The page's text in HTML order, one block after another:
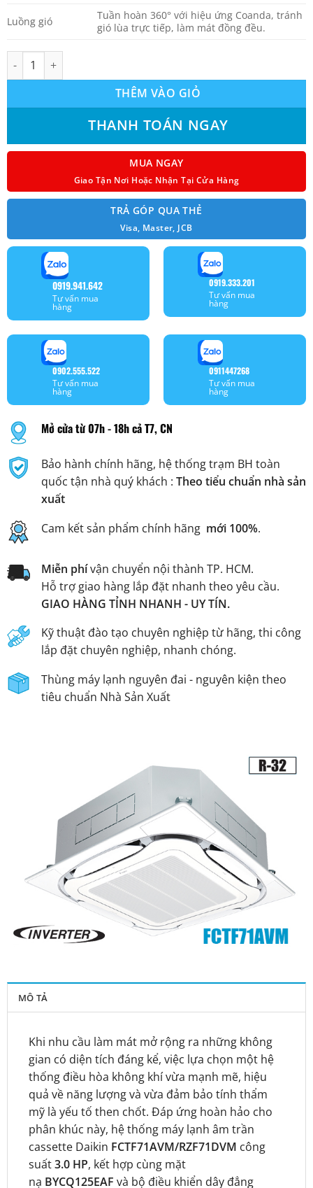
MÔ TẢ
Khi nhu cầu làm mát mở rộng ra những không
gian có diện tích đáng kể, việc lựa chọn một hệ
thống điều hòa không khí vừa mạnh mẽ, hiệu
quả về năng lượng và vừa đảm bảo tính thẩm
mỹ là yếu tố then chốt. Đáp ứng hoàn hảo cho
phân khúc này, hệ thống máy lạnh âm trần
cassette Daikin FCTF71AVM/RZF71DVM công
suất3.0 HP, kết hợp cùng mặt
nạ BYCQ125EAF và bộ điều khiển dây đẳng
Luồng gió
Tuần hoàn 360° với hiệu ứng Coanda, tránh
gió lùa trực tiếp, làm mát đồng đều.
Máy Lạnh Âm Trần Daikin FCTF71AVM/RZF71DVM + BRC1H63K
THÊM VÀO GIỎ
THANH TOÁN NGAY
MUA NGAY
Giao Tận Nơi Hoặc Nhận Tại Cửa Hàng
TRẢ GÓP QUA THẺ
Visa, Master, JCB
0919.941.642
Tư vấn mua
hàng
0919.333.201
Tư vấn mua
hàng
0902.555.522
Tư vấn mua
hàng
0911447268
Tư vấn mua
hàng
Mở cửa từ 07h - 18h cả T7, CN
Bảo hành chính hãng, hệ thống trạm BH toàn
quốc tận nhà quý khách : Theo tiểu chuẩn nhà sản
xuất
Cam kết sản phẩm chính hãng mới 100%.
Miễn phívận chuyển nội thành TP. HCM.
Hỗ trợ giao hàng lắp đặt nhanh theo yêu cầu.
GIAO HÀNG TỈNH NHANH - UY TÍN.
Kỹ thuật đào tạo chuyên nghiệp từ hãng, thi công
lắp đặt chuyên nghiệp, nhanh chóng.
Thùng máy lạnh nguyên đai - nguyên kiện theo
tiêu chuẩn Nhà Sản Xuất